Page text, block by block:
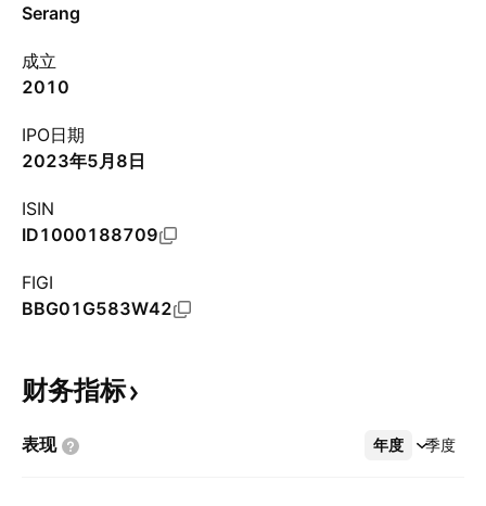
Serang
成立
2010
IPO日期
2023年5月8日
ISIN
ID1000188709
FIGI
BBG01G583W42
财务指标
表现 年度 季度
更多